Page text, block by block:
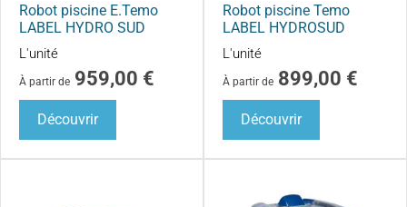
Robot piscine E.Temo
LABEL HYDRO SUD
L'unité
À partir de 959,00 €
Découvrir
Robot piscine Temo
LABEL HYDROSUD
L'unité
À partir de 899,00 €
Découvrir